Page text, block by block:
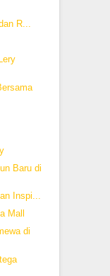
R...
Baru di
Inspi...
Mall
di